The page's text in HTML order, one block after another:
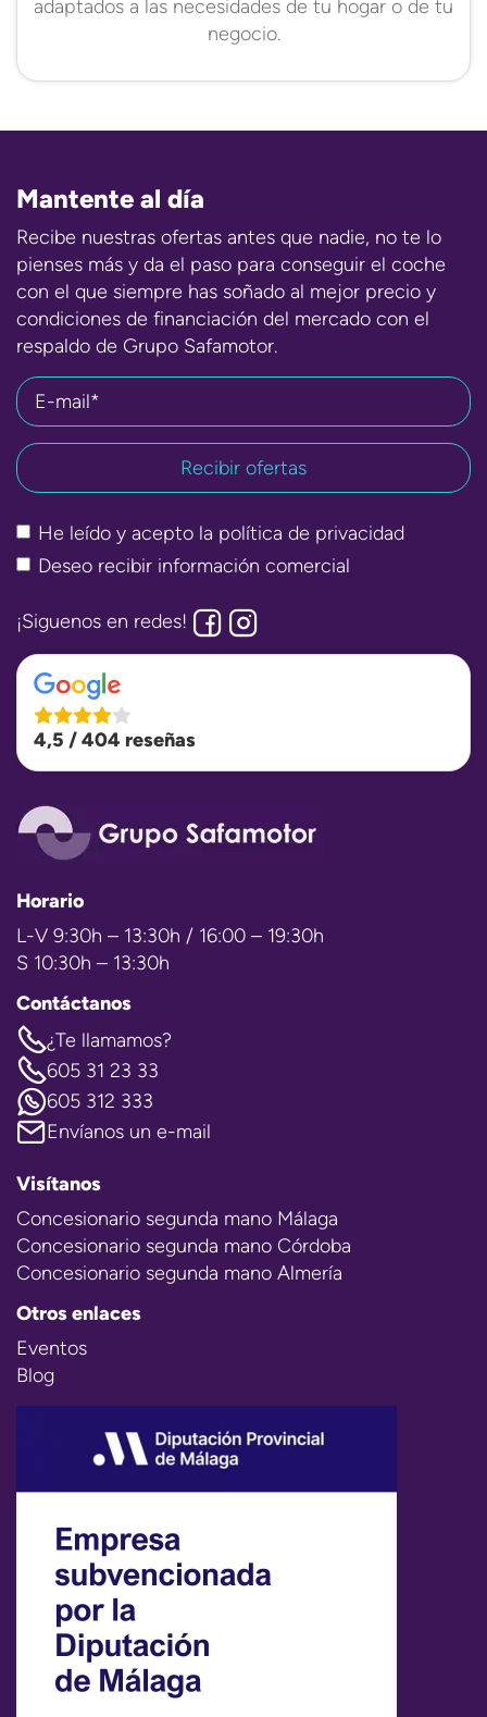
adaptados a las necesidades de tu hogar o de tu
negocio.
Mantente al día
Recibe nuestras ofertas antes que nadie, no te lo
pienses más y da el paso para conseguir el coche
con el que siempre has soñado al mejor precio y
condiciones de financiación del mercado con el
respaldo de Grupo Safamotor.
E-mail*
He leído y acepto la política de privacidad
Deseo recibir información comercial
¡Siguenos en redes!
4,5 / 404 reseñas
Horario
L-V 9:30h – 13:30h / 16:00 – 19:30h
S 10:30h – 13:30h
Contáctanos
¿Te llamamos?
605 31 23 33
605 312 333
Envíanos un e-mail
Visítanos
Concesionario segunda mano Málaga
Concesionario segunda mano Córdoba
Concesionario segunda mano Almería
Otros enlaces
Eventos
Blog